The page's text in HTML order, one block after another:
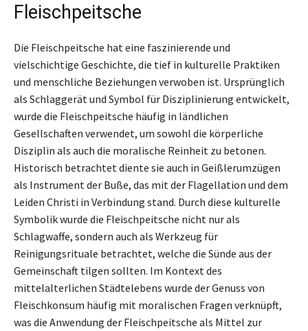
Fleischpeitsche
Die Fleischpeitsche hat eine faszinierende und
vielschichtige Geschichte, die tief in kulturelle Praktiken
und menschliche Beziehungen verwoben ist. Ursprünglich
als Schlaggerät und Symbol für Disziplinierung entwickelt,
wurde die Fleischpeitsche häufig in ländlichen
Gesellschaften verwendet, um sowohl die körperliche
Disziplin als auch die moralische Reinheit zu betonen.
Historisch betrachtet diente sie auch in Geißlerumzügen
als Instrument der Buße, das mit der Flagellation und dem
Leiden Christi in Verbindung stand. Durch diese kulturelle
Symbolik wurde die Fleischpeitsche nicht nur als
Schlagwaffe, sondern auch als Werkzeug für
Reinigungsrituale betrachtet, welche die Sünde aus der
Gemeinschaft tilgen sollten. Im Kontext des
mittelalterlichen Städtelebens wurde der Genuss von
Fleischkonsum häufig mit moralischen Fragen verknüpft,
was die Anwendung der Fleischpeitsche als Mittel zur